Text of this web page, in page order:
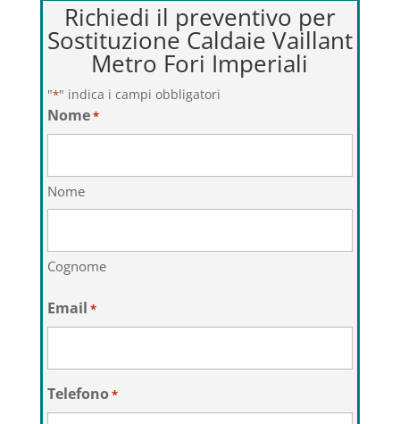
Richiedi il preventivo per
Sostituzione Caldaie Vaillant
Metro Fori Imperiali
"*" indica i campi obbligatori
Nome*
Nome
Cognome
Email *
Telefono*